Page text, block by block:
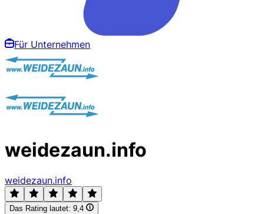
Für Unternehmen
weidezaun.info
weidezaun.info
Das Rating lautet: 9,4